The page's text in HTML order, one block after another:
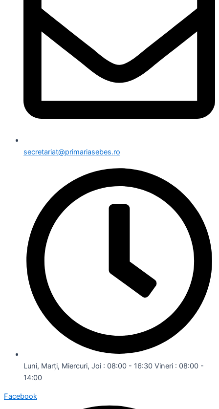
secretariat@primariasebes.ro
Luni, Marți, Miercuri, Joi : 08:00 - 16:30 Vineri : 08:00 -
14:00
Facebook